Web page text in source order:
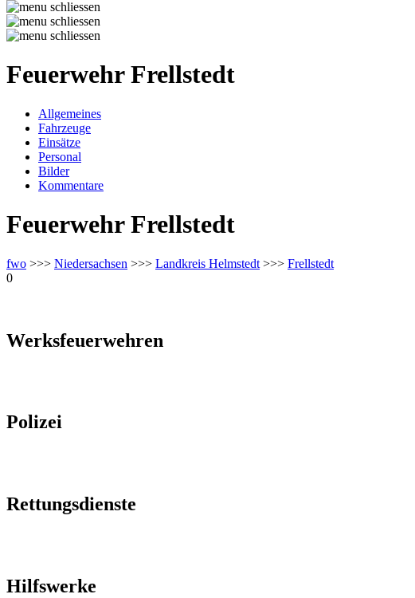
Feuerwehr Frellstedt
Allgemeines
Fahrzeuge
Einsätze
Personal
Bilder
Kommentare
Feuerwehr Frellstedt
fwo >>> Niedersachsen >>> Landkreis Helmstedt >>> Frellstedt
0
Werksfeuerwehren
Polizei
Rettungsdienste
Hilfswerke